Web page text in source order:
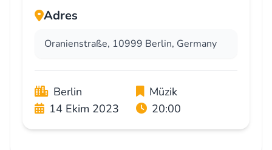
Adres
Oranienstraße, 10999 Berlin, Germany
Berlin
Müzik
14 Ekim 2023
20:00